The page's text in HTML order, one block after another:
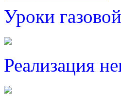
Уроки
Реализация